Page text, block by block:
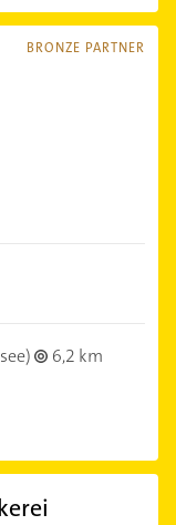
BRONZE PARTNER
6,2 km